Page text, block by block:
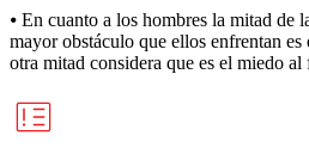
⦁ En cuanto a los hombres la mitad de
mayor obstáculo que ellos enfrentan
otra mitad considera que es el miedo al